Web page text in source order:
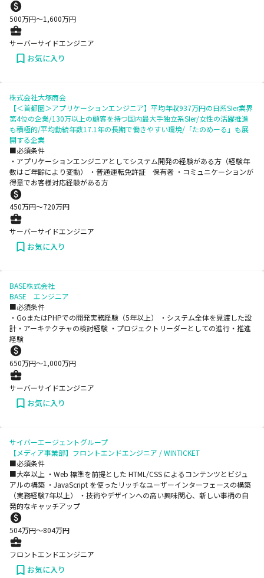
500万円〜1,600万円
サーバーサイドエンジニア
お気に入り
株式会社大塚商会
【＜首都圏＞アプリケーションエンジニア】平均年収937万円の日系SIer業界
第4位の企業/130万以上の顧客を持つ国内最大手独立系SIer/女性の活躍推進
も積極的/平均勤続年数17.1年の長期で働きやすい環境/「たのめーる」も展
開する企業
■必須条件
・アプリケーションエンジニアとしてシステム開発の経験がある方（経験年
数はご年齢により変動） ・普通運転免許証 保有者 ・コミュニケーションが
得意でお客様対応経験がある方
450万円〜720万円
サーバーサイドエンジニア
お気に入り
BASE株式会社
BASE エンジニア
■必須条件
・GoまたはPHPでの開発実務経験（5年以上） ・システム全体を見渡した設
計・アーキテクチャの検討経験 ・プロジェクトリーダーとしての進行・推進
経験
650万円〜1,000万円
サーバーサイドエンジニア
お気に入り
サイバーエージェントグループ
【メディア事業部】フロントエンドエンジニア / WINTICKET
■必須条件
■大卒以上 ・Web 標準を前提とした HTML/CSS によるコンテンツとビジュ
アルの構築 ・JavaScript を使ったリッチなユーザーインターフェースの構築
（実務経験7年以上） ・技術やデザインへの高い興味関心、新しい事柄の自
発的なキャッチアップ
504万円〜804万円
フロントエンドエンジニア
お気に入り